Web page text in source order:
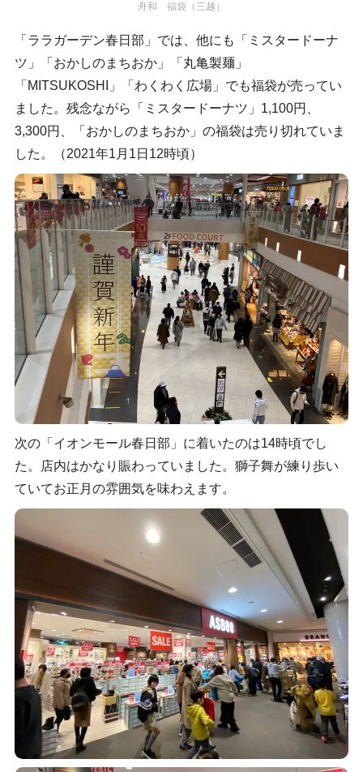
舟和 福袋（三越）
「ララガーデン春日部」では、他にも「ミスタードーナ
ツ」「おかしのまちおか」「丸亀製麺」
「MITSUKOSHI」「わくわく広場」でも福袋が売ってい
ました。残念ながら「ミスタードーナツ」1,100円、
3,300円、「おかしのまちおか」の福袋は売り切れていま
した。（2021年1月1日12時頃）
次の「イオンモール春日部」に着いたのは14時頃でし
た。店内はかなり賑わっていました。獅子舞が練り歩い
ていてお正月の雰囲気を味わえます。